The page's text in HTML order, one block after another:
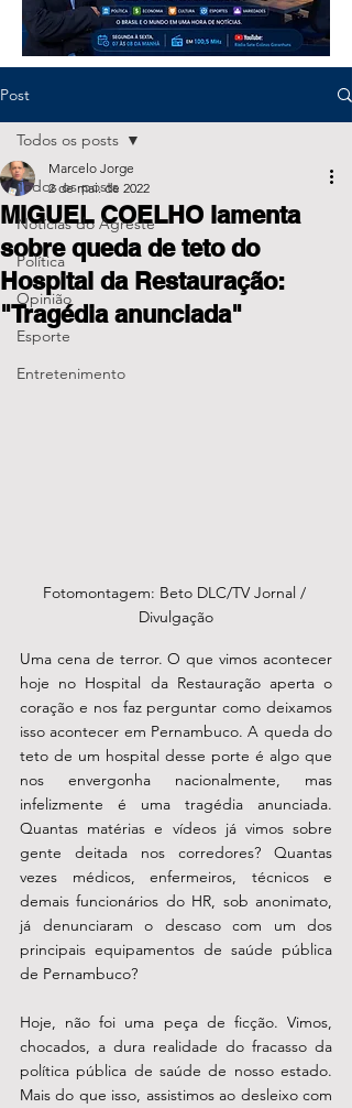
Post
Todos os posts
Notícias do Agreste
Política
Opinião
Esporte
Entretenimento
Todos os posts
MIGUEL COELHO lamenta
sobre queda de teto do
Hospital da Restauração:
"Tragédia anunciada"
Marcelo Jorge
2 de mai. de 2022
Fotomontagem: Beto DLC/TV Jornal /
Divulgação
Uma cena de terror. O que vimos acontecer
hoje no Hospital da Restauração aperta o
coração e nos faz perguntar como deixamos
isso acontecer em Pernambuco. A queda do
teto de um hospital desse porte é algo que
nos envergonha nacionalmente, mas
infelizmente é uma tragédia anunciada.
Quantas matérias e vídeos já vimos sobre
gente deitada nos corredores? Quantas
vezes médicos, enfermeiros, técnicos e
demais funcionários do HR, sob anonimato,
já denunciaram o descaso com um dos
principais equipamentos de saúde pública
de Pernambuco?
Hoje, não foi uma peça de ficção. Vimos,
chocados, a dura realidade do fracasso da
política pública de saúde de nosso estado.
Mais do que isso, assistimos ao desleixo com